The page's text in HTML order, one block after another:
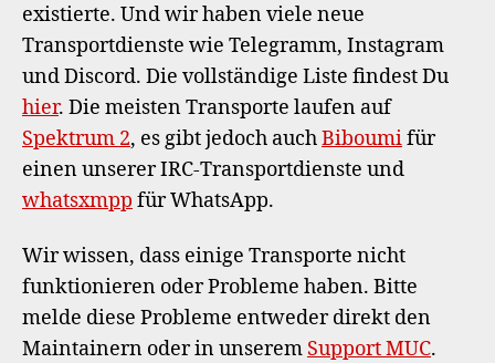
existierte. Und wir haben viele neue
Transportdienste wie Telegramm, Instagram
und Discord. Die vollständige Liste findest Du
hier. Die meisten Transporte laufen auf
Spektrum 2, es gibt jedoch auchBiboumifür
einen unserer IRC-Transportdienste und
whatsxmpp für WhatsApp.
Wir wissen, dass einige Transporte nicht
funktionieren oder Probleme haben. Bitte
melde diese Probleme entweder direkt den
Maintainern oder in unserem Support MUC.